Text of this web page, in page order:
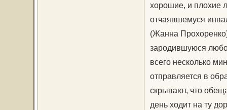
хорошие, и плохие
отчаявшемуся
(Жанна
зародившуюся
всего несколько
отправляется в
скрывают, что
день ходит на ту